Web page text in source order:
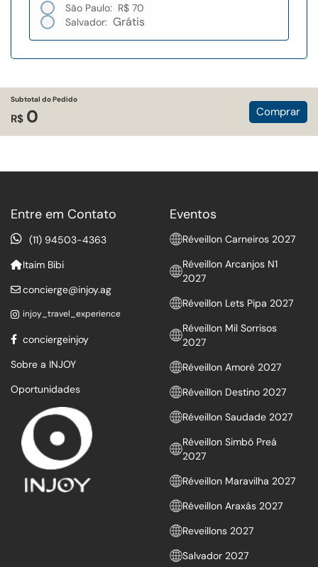
São Paulo: R$ 70
Salvador: Grátis
Subtotal do Pedido
R$ 0 Comprar
Entre em Contato
(11) 94503-4363
Itaim Bibi
concierge@injoy.ag
injoy_travel_experience
conciergeinjoy
Sobre a INJOY
Oportunidades
Eventos
Réveillon Carneiros 2027
Réveillon Arcanjos N1
2027
Réveillon Lets Pipa 2027
Réveillon Mil Sorrisos
2027
Réveillon Amoré 2027
Réveillon Destino 2027
Réveillon Saudade 2027
Réveillon Simbó Preá
2027
Réveillon Maravilha 2027
Réveillon Araxás 2027
Reveillons 2027
Salvador 2027